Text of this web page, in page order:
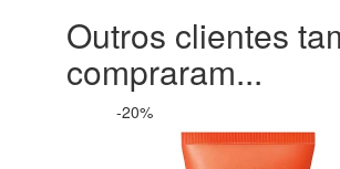
Outros clientes
compraram...
-20%